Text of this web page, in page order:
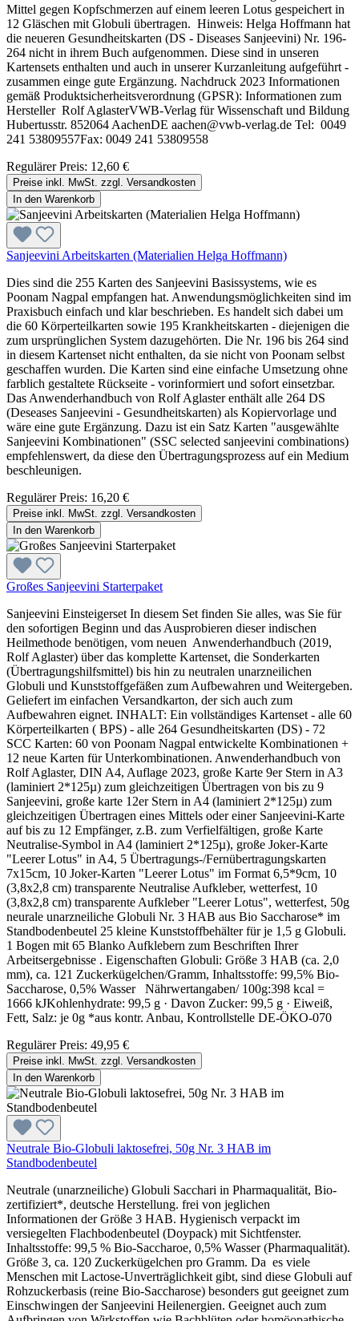
Mittel gegen Kopfschmerzen auf einem leeren Lotus gespeichert in
12 Gläschen mit Globuli übertragen. Hinweis: Helga Hoffmann hat
die neueren Gesundheitskarten (DS - Diseases Sanjeevini) Nr. 196-
264 nicht in ihrem Buch aufgenommen. Diese sind in unseren
Kartensets enthalten und auch in unserer Kurzanleitung aufgeführt -
zusammen einge gute Ergänzung. Nachdruck 2023 Informationen
gemäß Produktsicherheitsverordnung (GPSR): Informationen zum
Hersteller Rolf AglasterVWB-Verlag für Wissenschaft und Bildung
Hubertusstr. 852064 AachenDE aachen@vwb-verlag.de Tel: 0049
241 53809557Fax: 0049 241 53809558
Regulärer Preis: 12,60 €
Preise inkl. MwSt. zzgl. Versandkosten
In den Warenkorb
Sanjeevini Arbeitskarten (Materialien Helga Hoffmann)
Dies sind die 255 Karten des Sanjeevini Basissystems, wie es
Poonam Nagpal empfangen hat. Anwendungsmöglichkeiten sind im
Praxisbuch einfach und klar beschrieben. Es handelt sich dabei um
die 60 Körperteilkarten sowie 195 Krankheitskarten - diejenigen die
zum ursprünglichen System dazugehörten. Die Nr. 196 bis 264 sind
in diesem Kartenset nicht enthalten, da sie nicht von Poonam selbst
geschaffen wurden. Die Karten sind eine einfache Umsetzung ohne
farblich gestaltete Rückseite - vorinformiert und sofort einsetzbar.
Das Anwenderhandbuch von Rolf Aglaster enthält alle 264 DS
(Deseases Sanjeevini - Gesundheitskarten) als Kopiervorlage und
wäre eine gute Ergänzung. Dazu ist ein Satz Karten "ausgewählte
Sanjeevini Kombinationen" (SSC selected sanjeevini combinations)
empfehlenswert, da diese den Übertragungsprozess auf ein Medium
beschleunigen.
Regulärer Preis: 16,20 €
Preise inkl. MwSt. zzgl. Versandkosten
In den Warenkorb
Großes Sanjeevini Starterpaket
Sanjeevini Einsteigerset In diesem Set finden Sie alles, was Sie für
den sofortigen Beginn und das Ausprobieren dieser indischen
Heilmethode benötigen, vom neuen Anwenderhandbuch (2019,
Rolf Aglaster) über das komplette Kartenset, die Sonderkarten
(Übertragungshilfsmittel) bis hin zu neutralen unarzneilichen
Globuli und Kunststoffgefäßen zum Aufbewahren und Weitergeben.
Geliefert im einfachen Versandkarton, der sich auch zum
Aufbewahren eignet. INHALT: Ein vollständiges Kartenset - alle 60
Körperteilkarten ( BPS) - alle 264 Gesundheitskarten (DS) - 72
SCC Karten: 60 von Poonam Nagpal entwickelte Kombinationen +
12 neue Karten für Unterkombinationen. Anwenderhandbuch von
Rolf Aglaster, DIN A4, Auflage 2023, große Karte 9er Stern in A3
(laminiert 2*125µ) zum gleichzeitigen Übertragen von bis zu 9
Sanjeevini, große karte 12er Stern in A4 (laminiert 2*125µ) zum
gleichzeitigen Übertragen eines Mittels oder einer Sanjeevini-Karte
auf bis zu 12 Empfänger, z.B. zum Verfielfältigen, große Karte
Neutralise-Symbol in A4 (laminiert 2*125µ), große Joker-Karte
"Leerer Lotus" in A4, 5 Übertragungs-/Fernübertragungskarten
7x15cm, 10 Joker-Karten "Leerer Lotus" im Format 6,5*9cm, 10
(3,8x2,8 cm) transparente Neutralise Aufkleber, wetterfest, 10
(3,8x2,8 cm) transparente Aufkleber "Leerer Lotus", wetterfest, 50g
neurale unarzneiliche Globuli Nr. 3 HAB aus Bio Saccharose* im
Standbodenbeutel 25 kleine Kunststoffbehälter für je 1,5 g Globuli.
1 Bogen mit 65 Blanko Aufklebern zum Beschriften Ihrer
Arbeitsergebnisse . Eigenschaften Globuli: Größe 3 HAB (ca. 2,0
mm), ca. 121 Zuckerkügelchen/Gramm, Inhaltsstoffe: 99,5% Bio-
Saccharose, 0,5% Wasser Nährwertangaben/ 100g:398 kcal =
1666 kJKohlenhydrate: 99,5 g · Davon Zucker: 99,5 g · Eiweiß,
Fett, Salz: je 0g *aus kontr. Anbau, Kontrollstelle DE-ÖKO-070
Regulärer Preis: 49,95 €
Preise inkl. MwSt. zzgl. Versandkosten
In den Warenkorb
Neutrale Bio-Globuli laktosefrei, 50g Nr. 3 HAB im
Standbodenbeutel
Neutrale (unarzneiliche) Globuli Sacchari in Pharmaqualität, Bio-
zertifiziert*, deutsche Herstellung. frei von jeglichen
Informationen der Größe 3 HAB. Hygienisch verpackt im
versiegelten Flachbodenbeutel (Doypack) mit Sichtfenster.
Inhaltsstoffe: 99,5 % Bio-Saccharoe, 0,5% Wasser (Pharmaqualität).
Größe 3, ca. 120 Zuckerkügelchen pro Gramm. Da es viele
Menschen mit Lactose-Unverträglichkeit gibt, sind diese Globuli auf
Rohzuckerbasis (reine Bio-Saccharose) besonders gut geeignet zum
Einschwingen der Sanjeevini Heilenergien. Geeignet auch zum